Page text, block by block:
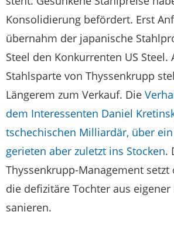
Konsolidierung befördert. Erst
übernahm der japanische
Steel den Konkurrenten US Steel.
Stahlsparte von Thyssenkrupp
Längerem zum Verkauf. Die
dem Interessenten Daniel
tschechischen Milliardär, über
gerieten aber zuletzt ins Stocken.
Thyssenkrupp-Management
die defizitäre Tochter aus eigener
sanieren.